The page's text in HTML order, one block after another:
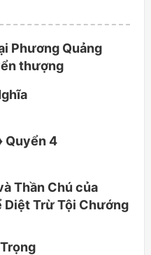
Phương Quảng
thượng
Quyển 4
Thần Chú của
Diệt Trừ Tội Chướng